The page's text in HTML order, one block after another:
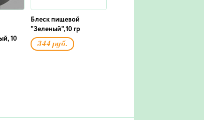
10
Блеск пищевой
"Зеленый",10 гр
344 руб.